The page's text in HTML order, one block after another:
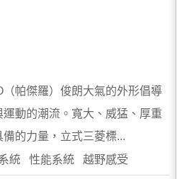
帕傑羅）俊朗大氣的外形倡導
動的潮流。寬大、威猛、厚重
的力量，立式三菱標...
統 性能系統 越野感受